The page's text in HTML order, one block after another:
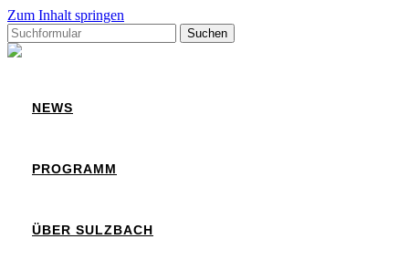
Zum Inhalt springen
Suchen
nach:
Sulzbach
NEWS
PROGRAMM
ÜBER SULZBACH